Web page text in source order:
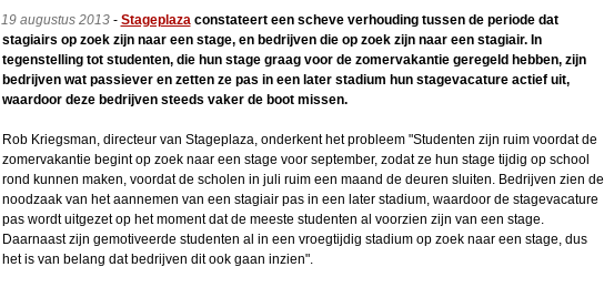
19 augustus 2013- Stageplazaconstateert een scheve verhouding tussen de periode dat
stagiairs op zoek zijn naar een stage, en bedrijven die op zoek zijn naar een stagiair. In
tegenstelling tot studenten, die hun stage graag voor de zomervakantie geregeld hebben, zijn
bedrijven wat passiever en zetten ze pas in een later stadium hun stagevacature actief uit,
waardoor deze bedrijven steeds vaker de boot missen.
Rob Kriegsman, directeur van Stageplaza, onderkent het probleem "Studenten zijn ruim voordat de
zomervakantie begint op zoek naar een stage voor september, zodat ze hun stage tijdig op school
rond kunnen maken, voordat de scholen in juli ruim een maand de deuren sluiten. Bedrijven zien de
noodzaak van het aannemen van een stagiair pas in een later stadium, waardoor de stagevacature
pas wordt uitgezet op het moment dat de meeste studenten al voorzien zijn van een stage.
Daarnaast zijn gemotiveerde studenten al in een vroegtijdig stadium op zoek naar een stage, dus
het is van belang dat bedrijven dit ook gaan inzien".